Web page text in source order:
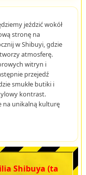
jeździć wokół
stronę na
w Shibuyi, gdzie
atmosferę.
witryn i
przejedź
smukłe butiki i
kontrast.
na unikalną kulturę
Shibuya (ta